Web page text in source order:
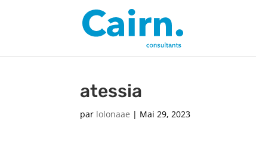
atessia
par lolonaae | Mai 29, 2023